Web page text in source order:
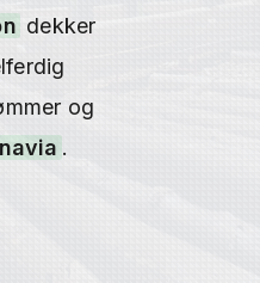
dekker
og
.